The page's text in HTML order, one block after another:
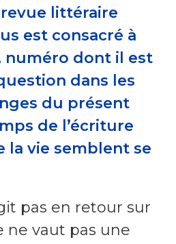
littéraire
est consacré à
numéro dont il est
dans les
du présent
de l’écriture
la vie semblent se
pas en retour sur
ne vaut pas une